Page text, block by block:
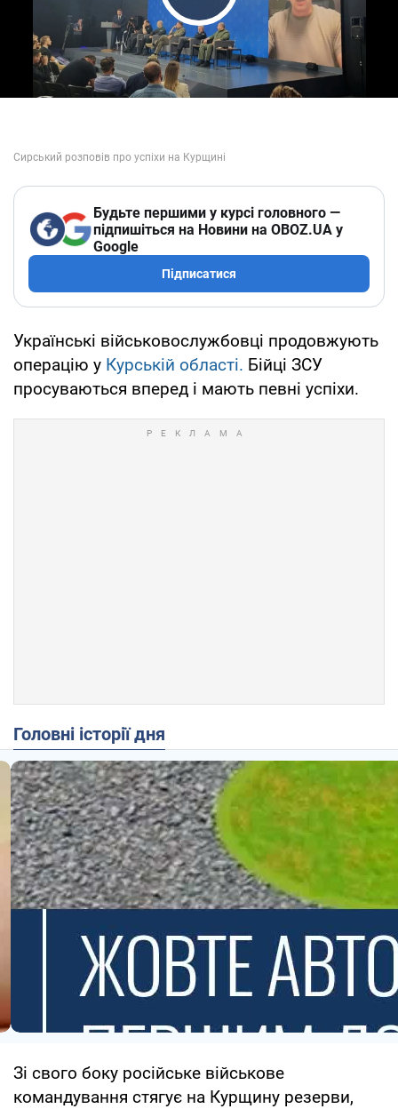
Play Video
Будьте першими у курсі головного —
підпишіться на Новини на OBOZ.UA у
Google
Підписатися
Українські військовослужбовці продовжують
операцію у Курській області. Бійці ЗСУ
просуваються вперед і мають певні успіхи.
Головні історії дня
Зі свого боку російське військове
командування стягує на Курщину резерви,